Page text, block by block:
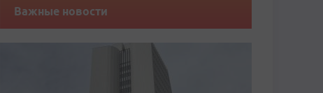
Важные новости